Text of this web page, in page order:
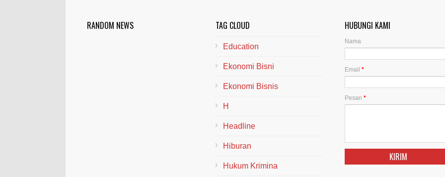
RANDOM NEWS TAG CLOUD
Education
Ekonomi Bisni
Ekonomi Bisnis
H
Headline
Hiburan
Hukum Krimina
HUBUNGI KAMI
Nama
Email *
Pesan *